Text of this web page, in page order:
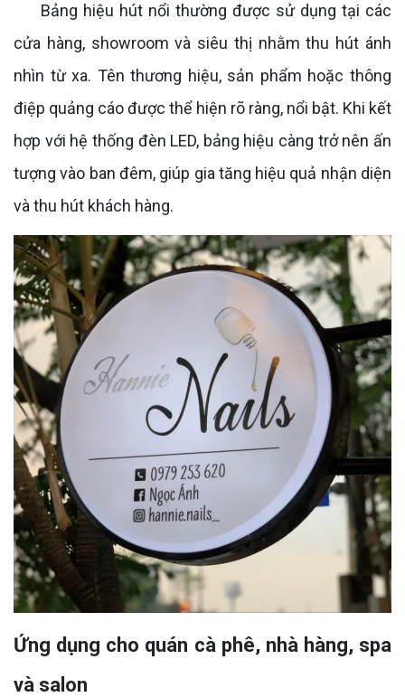
Bảng hiệu hút nổi thường được sử dụng tại các
cửa hàng, showroom và siêu thị nhằm thu hút ánh
nhìn từ xa. Tên thương hiệu, sản phẩm hoặc thông
điệp quảng cáo được thể hiện rõ ràng, nổi bật. Khi kết
hợp với hệ thống đèn LED, bảng hiệu càng trở nên ấn
tượng vào ban đêm, giúp gia tăng hiệu quả nhận diện
và thu hút khách hàng.
Ứng dụng cho quán cà phê, nhà hàng, spa
và salon